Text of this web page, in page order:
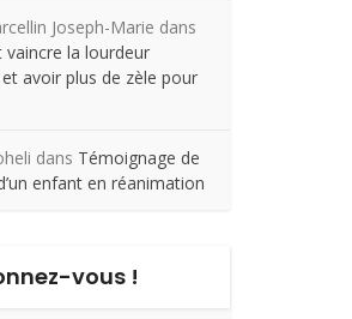
Joseph-Marie dans
vaincre la lourdeur
avoir plus de zèle pour
dans Témoignage de
enfant en réanimation
vous !